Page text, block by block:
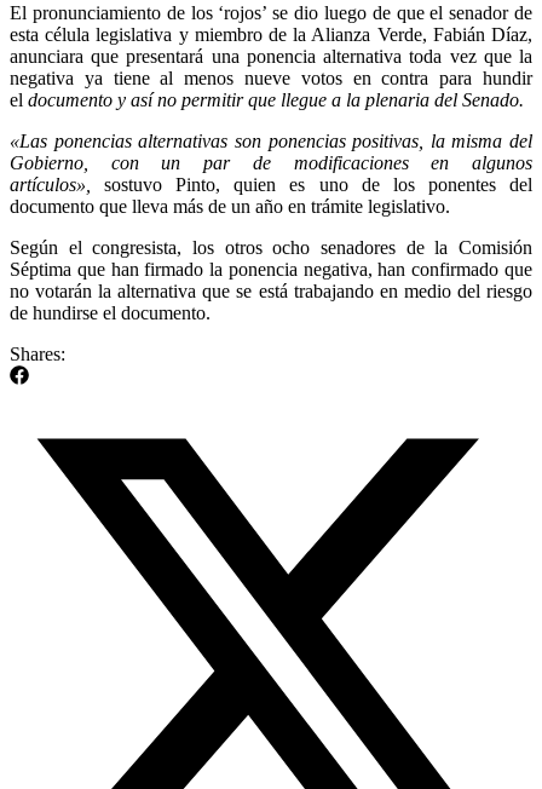
El pronunciamiento de los ‘rojos’ se dio luego de que el senador de
esta célula legislativa y miembro de la Alianza Verde, Fabián Díaz,
anunciara que presentará una ponencia alternativa toda vez que la
negativa ya tiene al menos nueve votos en contra para hundir
el documento y así no permitir que llegue a la plenaria del Senado.
«Las ponencias alternativas son ponencias positivas, la misma del
Gobierno, con un par de modificaciones en algunos
artículos»,
sostuvo Pinto, quien es uno de los ponentes del
documento que lleva más de un año en trámite legislativo.
Según el congresista, los otros ocho senadores de la Comisión
Séptima que han firmado la ponencia negativa, han confirmado que
no votarán la alternativa que se está trabajando en medio del riesgo
de hundirse el documento.
Shares: